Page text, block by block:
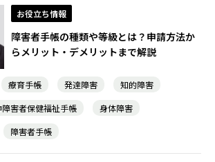
お役立ち情報
障害者手帳の種類や等級とは？申請方法か
らメリット・デメリットまで解説
療育手帳 発達障害
知的障害
障害者保健福祉手帳
身体障害
障害者手帳